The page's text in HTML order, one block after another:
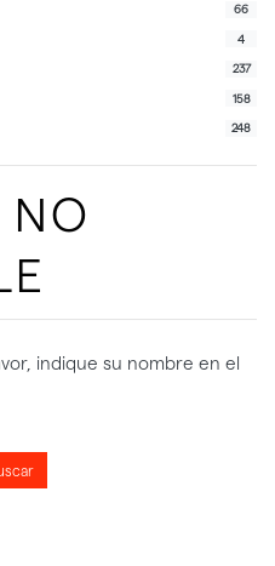
66
4
237
158
248
NO
indique su nombre en el